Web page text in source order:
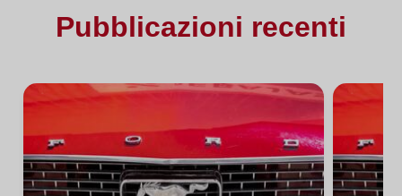
Pubblicazioni recenti